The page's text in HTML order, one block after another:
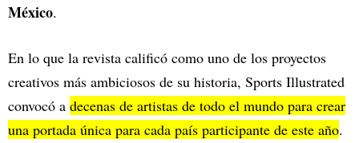
México.
En lo que la revista calificó como uno de los proyectos
creativos más ambiciosos de su historia, Sports Illustrated
convocó a decenas de artistas de todo el mundo para crear
una portada única para cada país participante de este año.